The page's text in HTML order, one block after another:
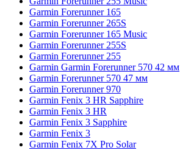
Garmin Forerunner 165
Garmin Forerunner 265S
Garmin Forerunner 165 Music
Garmin Forerunner 255S
Garmin Forerunner 255
Garmin Garmin Forerunner 570 42 мм
Garmin Forerunner 570 47 мм
Garmin Forerunner 970
Garmin Fenix 3 HR Sapphire
Garmin Fenix 3 HR
Garmin Fenix 3 Sapphire
Garmin Fenix 3
Garmin Fenix 7X Pro Solar